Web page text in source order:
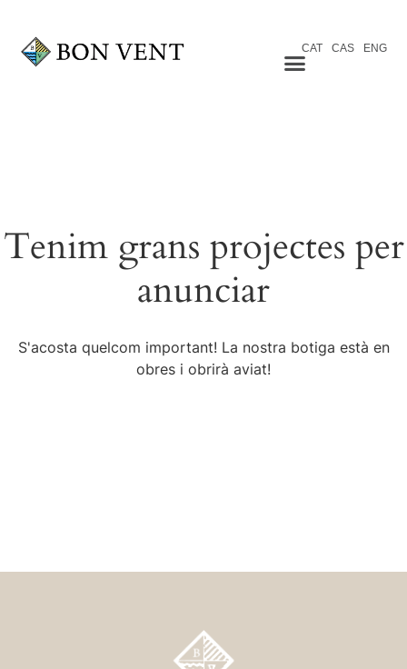
CAT CAS ENG
Tenim grans projectes per
anunciar
S'acosta quelcom important! La nostra botiga està en
obres i obrirà aviat!